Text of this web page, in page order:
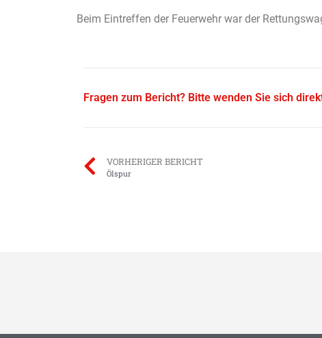
Beim Eintreffen der Feuerwehr war der
Fragen zum Bericht? Bitte wenden Sie sich
VORHERIGER BERICHT
Ölspur